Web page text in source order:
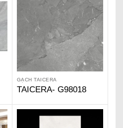
GẠCH TAICERA
TAICERA- G98018